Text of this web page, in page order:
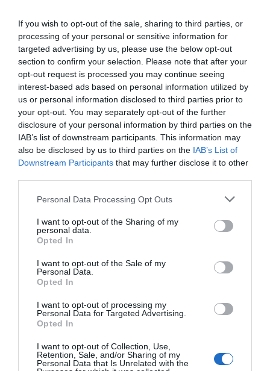
If you wish to opt-out of the sale, sharing to third parties, or
processing of your personal or sensitive information for
targeted advertising by us, please use the below opt-out
section to confirm your selection. Please note that after your
opt-out request is processed you may continue seeing
interest-based ads based on personal information utilized by
us or personal information disclosed to third parties prior to
your opt-out. You may separately opt-out of the further
disclosure of your personal information by third parties on the
IAB’s list of downstream participants. This information may
also be disclosed by us to third parties on the IAB’s List of
Downstream Participants that may further disclose it to other
Personal Data Processing Opt Outs
I want to opt-out of the Sharing of my
personal data.
Opted In
I want to opt-out of the Sale of my
Personal Data.
Opted In
I want to opt-out of processing my
Personal Data for Targeted Advertising.
Opted In
I want to opt-out of Collection, Use,
Retention, Sale, and/or Sharing of my
Personal Data that Is Unrelated with the